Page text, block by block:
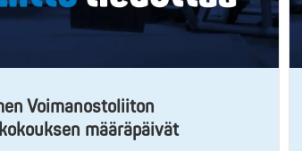
Voimanostoliiton
määräpäivät